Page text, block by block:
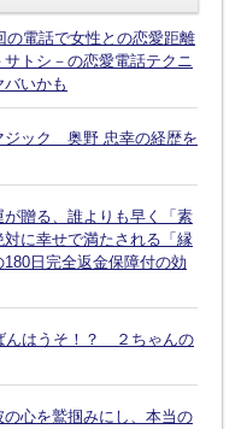
電話で女性との恋愛距離
トシ－の恋愛電話テクニ
いかも
ジック 奥野 忠幸の経歴を
贈る、誰よりも早く「素
に幸せで満たされる「縁
日完全返金保障付の効
んはうそ！？ ２ちゃんの
心を鷲掴みにし、本当の